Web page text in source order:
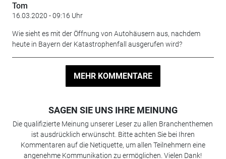
Tom
16.03.2020 - 09:16 Uhr
Wie sieht es mit der Öffnung von Autohäusern aus, nachdem
heute in Bayern der Katastrophenfall ausgerufen wird?
MEHR KOMMENTARE
SAGEN SIE UNS IHRE MEINUNG
Die qualifizierte Meinung unserer Leser zu allen Branchenthemen
ist ausdrücklich erwünscht. Bitte achten Sie bei Ihren
Kommentaren auf die Netiquette, um allen Teilnehmern eine
angenehme Kommunikation zu ermöglichen. Vielen Dank!